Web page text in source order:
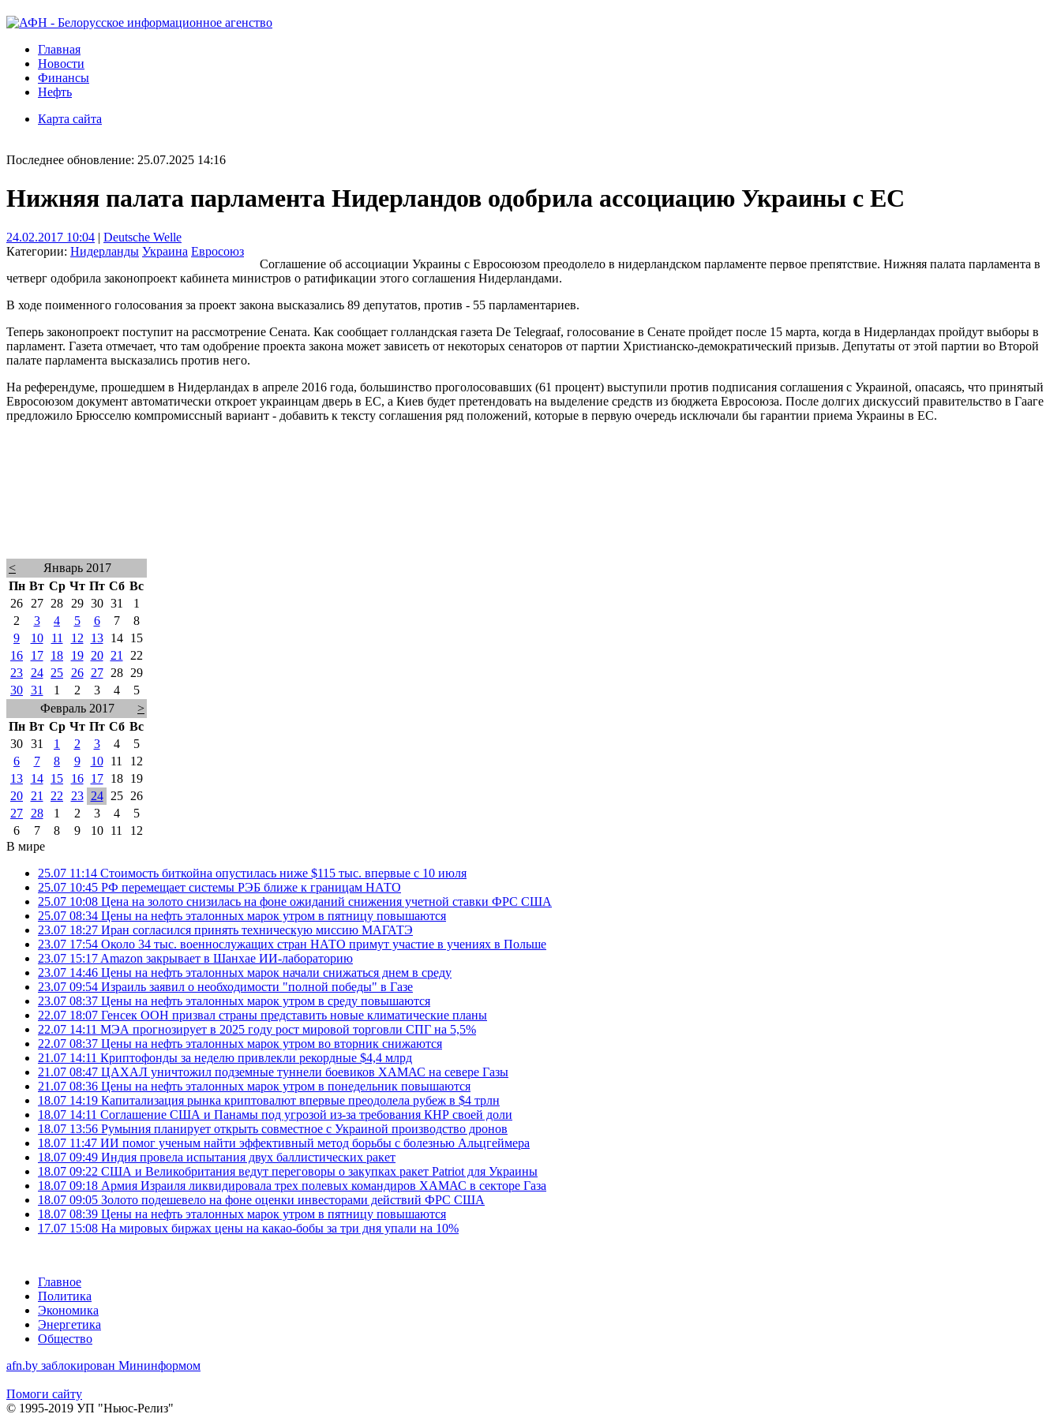
Главная
Новости
Финансы
Нефть
Карта сайта
Последнее обновление: 25.07.2025 14:16
Нижняя палата парламента Нидерландов одобрила ассоциацию Украины с ЕС
24.02.2017 10:04 | Deutsche Welle
Категории: Нидерланды Украина Евросоюз
Соглашение об ассоциации Украины с Евросоюзом преодолело в нидерландском парламенте первое препятствие. Нижняя палата парламента в
четверг одобрила законопроект кабинета министров о ратификации этого соглашения Нидерландами.
В ходе поименного голосования за проект закона высказались 89 депутатов, против - 55 парламентариев.
Теперь законопроект поступит на рассмотрение Сената. Как сообщает голландская газета De Telegraaf, голосование в Сенате пройдет после 15 марта, когда в Нидерландах пройдут выборы в
парламент. Газета отмечает, что там одобрение проекта закона может зависеть от некоторых сенаторов от партии Христианско-демократический призыв. Депутаты от этой партии во Второй
палате парламента высказались против него.
На референдуме, прошедшем в Нидерландах в апреле 2016 года, большинство проголосовавших (61 процент) выступили против подписания соглашения с Украиной, опасаясь, что принятый
Евросоюзом документ автоматически откроет украинцам дверь в ЕС, а Киев будет претендовать на выделение средств из бюджета Евросоюза. После долгих дискуссий правительство в Гааге
предложило Брюсселю компромиссный вариант - добавить к тексту соглашения ряд положений, которые в первую очередь исключали бы гарантии приема Украины в ЕС.
<
Январь 2017
Пн Вт Ср Чт Пт Сб Вс
26
27 28 29 30 31
1
2
3 4 5 6 7
8
9
10 11 12 13 14
15
16
17 18 19 20 21
22
23
24 25 26 27 28
29
30 31 1 2 3 4
5
Февраль 2017
>
Пн Вт Ср Чт Пт Сб Вс
30 31 1 2 3 4
5
6
7 8 9 10 11
12
13
14 15 16 17 18
19
20
21 22 23 24 25
26
27
28 1 2 3 4
5
6
7 8 9 10 11
12
В мире
25.07 11:14 Стоимость биткойна опустилась ниже $115 тыс. впервые с 10 июля
25.07 10:45 РФ перемещает системы РЭБ ближе к границам НАТО
25.07 10:08 Цена на золото снизилась на фоне ожиданий снижения учетной ставки ФРС США
25.07 08:34 Цены на нефть эталонных марок утром в пятницу повышаются
23.07 18:27 Иран согласился принять техническую миссию МАГАТЭ
23.07 17:54 Около 34 тыс. военнослужащих стран НАТО примут участие в учениях в Польше
23.07 15:17 Amazon закрывает в Шанхае ИИ-лабораторию
23.07 14:46 Цены на нефть эталонных марок начали снижаться днем в среду
23.07 09:54 Израиль заявил о необходимости "полной победы" в Газе
23.07 08:37 Цены на нефть эталонных марок утром в среду повышаются
22.07 18:07 Генсек ООН призвал страны представить новые климатические планы
22.07 14:11 МЭА прогнозирует в 2025 году рост мировой торговли СПГ на 5,5%
22.07 08:37 Цены на нефть эталонных марок утром во вторник снижаются
21.07 14:11 Криптофонды за неделю привлекли рекордные $4,4 млрд
21.07 08:47 ЦАХАЛ уничтожил подземные туннели боевиков ХАМАС на севере Газы
21.07 08:36 Цены на нефть эталонных марок утром в понедельник повышаются
18.07 14:19 Капитализация рынка криптовалют впервые преодолела рубеж в $4 трлн
18.07 14:11 Соглашение США и Панамы под угрозой из-за требования КНР своей доли
18.07 13:56 Румыния планирует открыть совместное с Украиной производство дронов
18.07 11:47 ИИ помог ученым найти эффективный метод борьбы с болезнью Альцгеймера
18.07 09:49 Индия провела испытания двух баллистических ракет
18.07 09:22 США и Великобритания ведут переговоры о закупках ракет Patriot для Украины
18.07 09:18 Армия Израиля ликвидировала трех полевых командиров ХАМАС в секторе Газа
18.07 09:05 Золото подешевело на фоне оценки инвесторами действий ФРС США
18.07 08:39 Цены на нефть эталонных марок утром в пятницу повышаются
17.07 15:08 На мировых биржах цены на какао-бобы за три дня упали на 10%
Главное
Политика
Экономика
Энергетика
Общество
afn.by заблокирован Мининформом
Помоги сайту
© 1995-2019 УП "Ньюс-Релиз"